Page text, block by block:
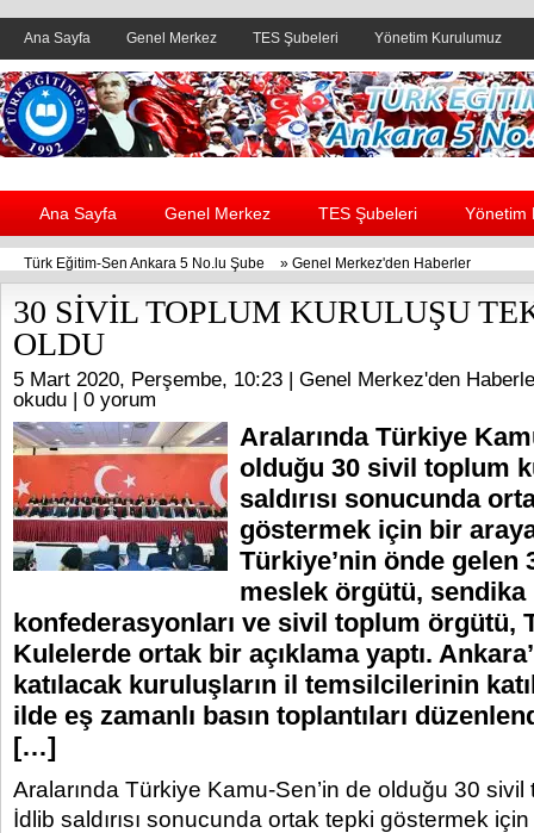
Ana Sayfa Genel Merkez TES Şubeleri Yönetim Kurulumuz
Header yanı reklam alanı
Ana Sayfa Genel Merkez TES Şubeleri Yönetim
Türk Eğitim-Sen Ankara 5 No.lu Şube » Genel Merkez'den Haberler
30 SİVİL TOPLUM KURULUŞU
OLDU
5 Mart 2020, Perşembe, 10:23 | Genel Merkez'den
okudu | 0 yorum
Aralarında Türkiye
olduğu 30 sivil toplum
saldırısı sonucunda
göstermek için bir
Türkiye’nin önde gelen
meslek örgütü, sendika
konfederasyonları ve sivil toplum örgütü,
Kulelerde ortak bir açıklama yaptı.​
katılacak kuruluşların il temsilcilerinin
ilde eş zamanlı basın toplantıları
[…]
Aralarında Türkiye Kamu-Sen’in de olduğu 30
İdlib saldırısı sonucunda ortak tepki göstermek